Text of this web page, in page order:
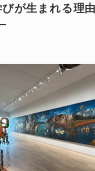
が生まれる理